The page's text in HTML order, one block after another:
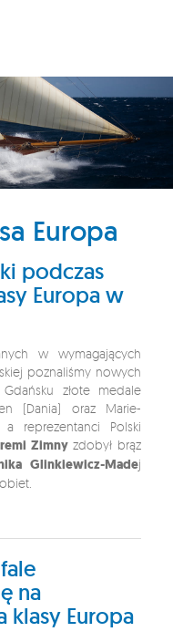
Europa
podczas
Europa w
w wymagających
poznaliśmy nowych
złote medale
(Dania) oraz Marie-
reprezentanci Polski
Zimnyzdobył brąz
Glinkiewicz-Madej
na
klasy Europa